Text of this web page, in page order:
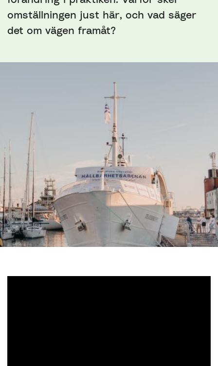
omställningen just här, och vad säger
det om vägen framåt?